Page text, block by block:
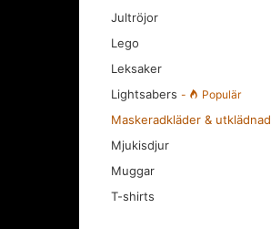
Jultröjor
Lego
Leksaker
Lightsabers - Populär
Maskeradkläder & utklädnad
Mjukisdjur
Muggar
T-shirts